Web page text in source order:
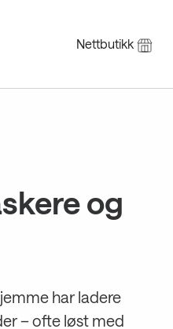
Nettbutikk
og
har ladere
– ofte løst med